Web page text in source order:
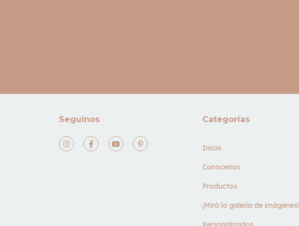
Seguinos Categorías
Inicio
Conocenos
Productos
¡Mirá la galería de imágenes!